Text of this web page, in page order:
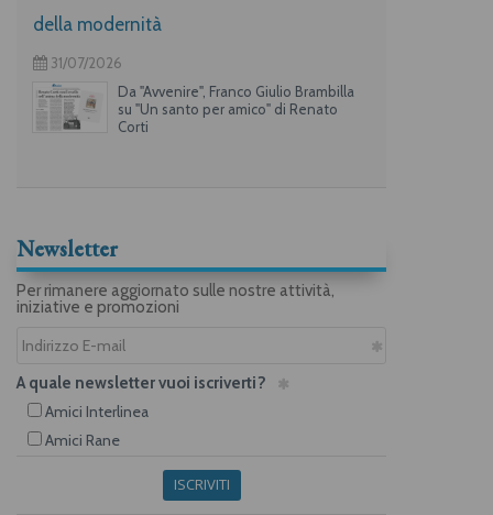
della modernità
31/07/2026
Da "Avvenire", Franco Giulio Brambilla
su "Un santo per amico" di Renato
Corti
Newsletter
Per rimanere aggiornato sulle nostre attività,
iniziative e promozioni
A quale newsletter vuoi iscriverti?
Amici Interlinea
Amici Rane
ISCRIVITI